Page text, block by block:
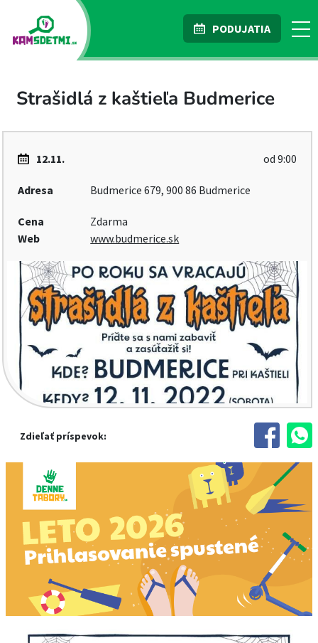
PODUJATIA
Strašidlá z kaštieľa Budmerice
12.11. od 9:00
Adresa Budmerice 679, 900 86 Budmerice
Cena
Zdarma
Web
www.budmerice.sk
Zdieľať príspevok: